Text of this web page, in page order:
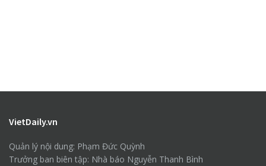
VietDaily.vn
Quản lý nội dung: Phạm Đức Quỳnh
Trưởng ban biên tập: Nhà báo Nguyễn Thanh Bình